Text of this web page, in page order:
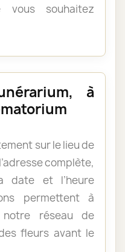
souhaitez
à
sur le lieu de
complète,
date et l’heure
permettent à
réseau de
fleurs avant le